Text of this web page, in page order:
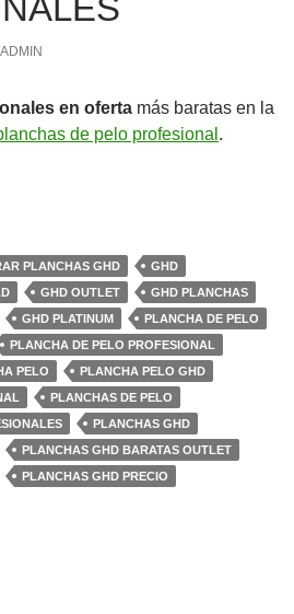
ADMIN
en oferta más baratas en la
de pelo profesional .
ghd profesionales
PLANCHAS GHD
GHD
GHD OUTLET
GHD PLANCHAS
GHD PLATINUM
PLANCHA DE PELO
PLANCHA DE PELO PROFESIONAL
PELO
PLANCHA PELO GHD
PLANCHAS DE PELO
PLANCHAS GHD
PLANCHAS GHD BARATAS OUTLET
PLANCHAS GHD PRECIO